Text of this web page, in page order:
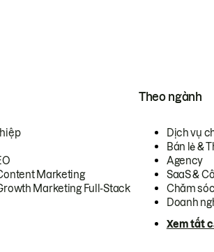
Marketing
Marketing Full-Stack
Theo ngành
Dịch vụ
Bán lẻ &
Agency
SaaS &
Chăm
Doanh
Xem tất